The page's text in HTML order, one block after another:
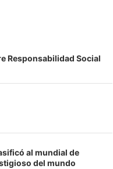
Responsabilidad Social
al mundial de
del mundo